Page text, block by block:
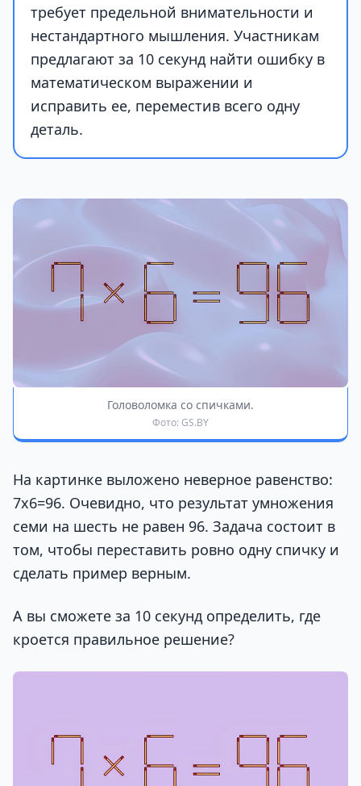
требует предельной внимательности и
нестандартного мышления. Участникам
предлагают за 10 секунд найти ошибку в
математическом выражении и
исправить ее, переместив всего одну
деталь.
Головоломка со спичками.
Фото: GS.BY
На картинке выложено неверное равенство:
7х6=96. Очевидно, что результат умножения
семи на шесть не равен 96. Задача состоит в
том, чтобы переставить ровно одну спичку и
сделать пример верным.
А вы сможете за 10 секунд определить, где
кроется правильное решение?